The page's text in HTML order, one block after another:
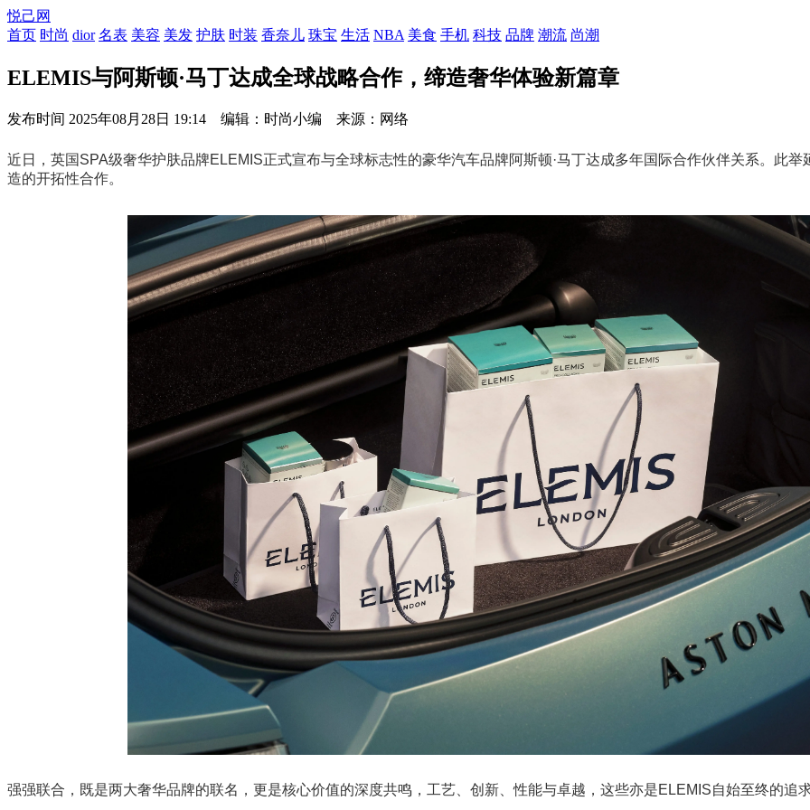
悦己网
首页 时尚 dior 名表 美容 美发 护肤 时装 香奈儿 珠宝 生活 NBA 美食 手机 科技 品牌 潮流 尚潮
ELEMIS与阿斯顿·马丁达成全球战略合作，缔造奢华体验新篇章
发布时间 2025年08月28日 19:14 编辑：时尚小编 来源：网络
近日，英国SPA级奢华护肤品牌ELEMIS正式宣布与全球标志性的豪华汽车品牌阿斯顿·马丁达成多年国际合作伙伴关系。此
造的开拓性合作。
强强联合，既是两大奢华品牌的联名，更是核心价值的深度共鸣，工艺、创新、性能与卓越，这些亦是ELEMIS自始至终的追